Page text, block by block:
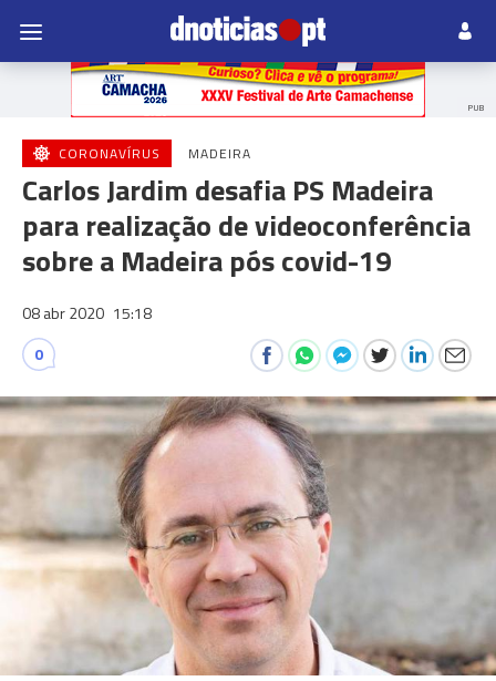
PUB
CORONAVÍRUS MADEIRA
Carlos Jardim desafia PS Madeira
para realização de videoconferência
sobre a Madeira pós covid-19
08 abr 2020 15:18
0